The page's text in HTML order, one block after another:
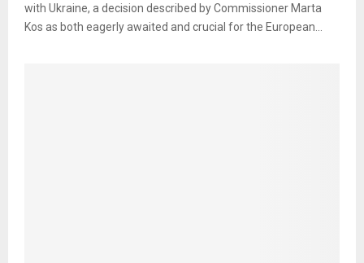
with Ukraine, a decision described by Commissioner Marta
Kos as both eagerly awaited and crucial for the European...